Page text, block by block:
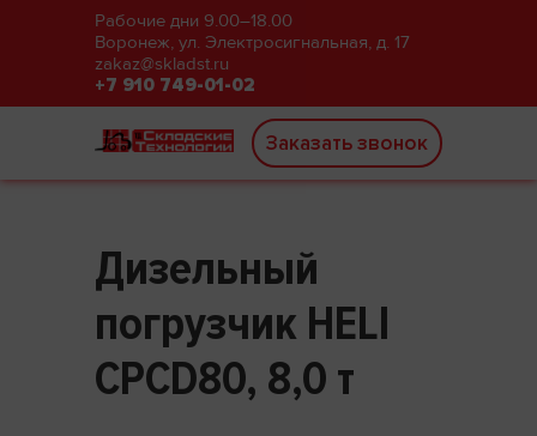
Рабочие дни 9.00–18.00
Воронеж, ул. Электросигнальная, д. 17
zakaz@skladst.ru
+7 910 749-01-02
Заказать звонок
Дизельный
погрузчик HELI
CPCD80, 8,0 т